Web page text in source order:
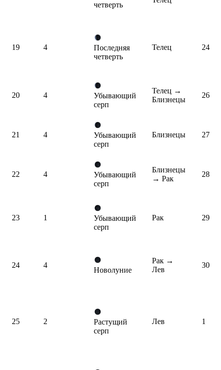
четверть
19 4
Последняя
четверть
Телец 24
20 4
Убывающий
серп
Телец →
Близнецы
26
21 4
Убывающий
серп
Близнецы 27
22 4
Убывающий
серп
Близнецы
→ Рак
28
23 1
Убывающий
серп
Рак 29
24 4
Новолуние
Рак →
Лев
30
25 2
Растущий
серп
Лев 1